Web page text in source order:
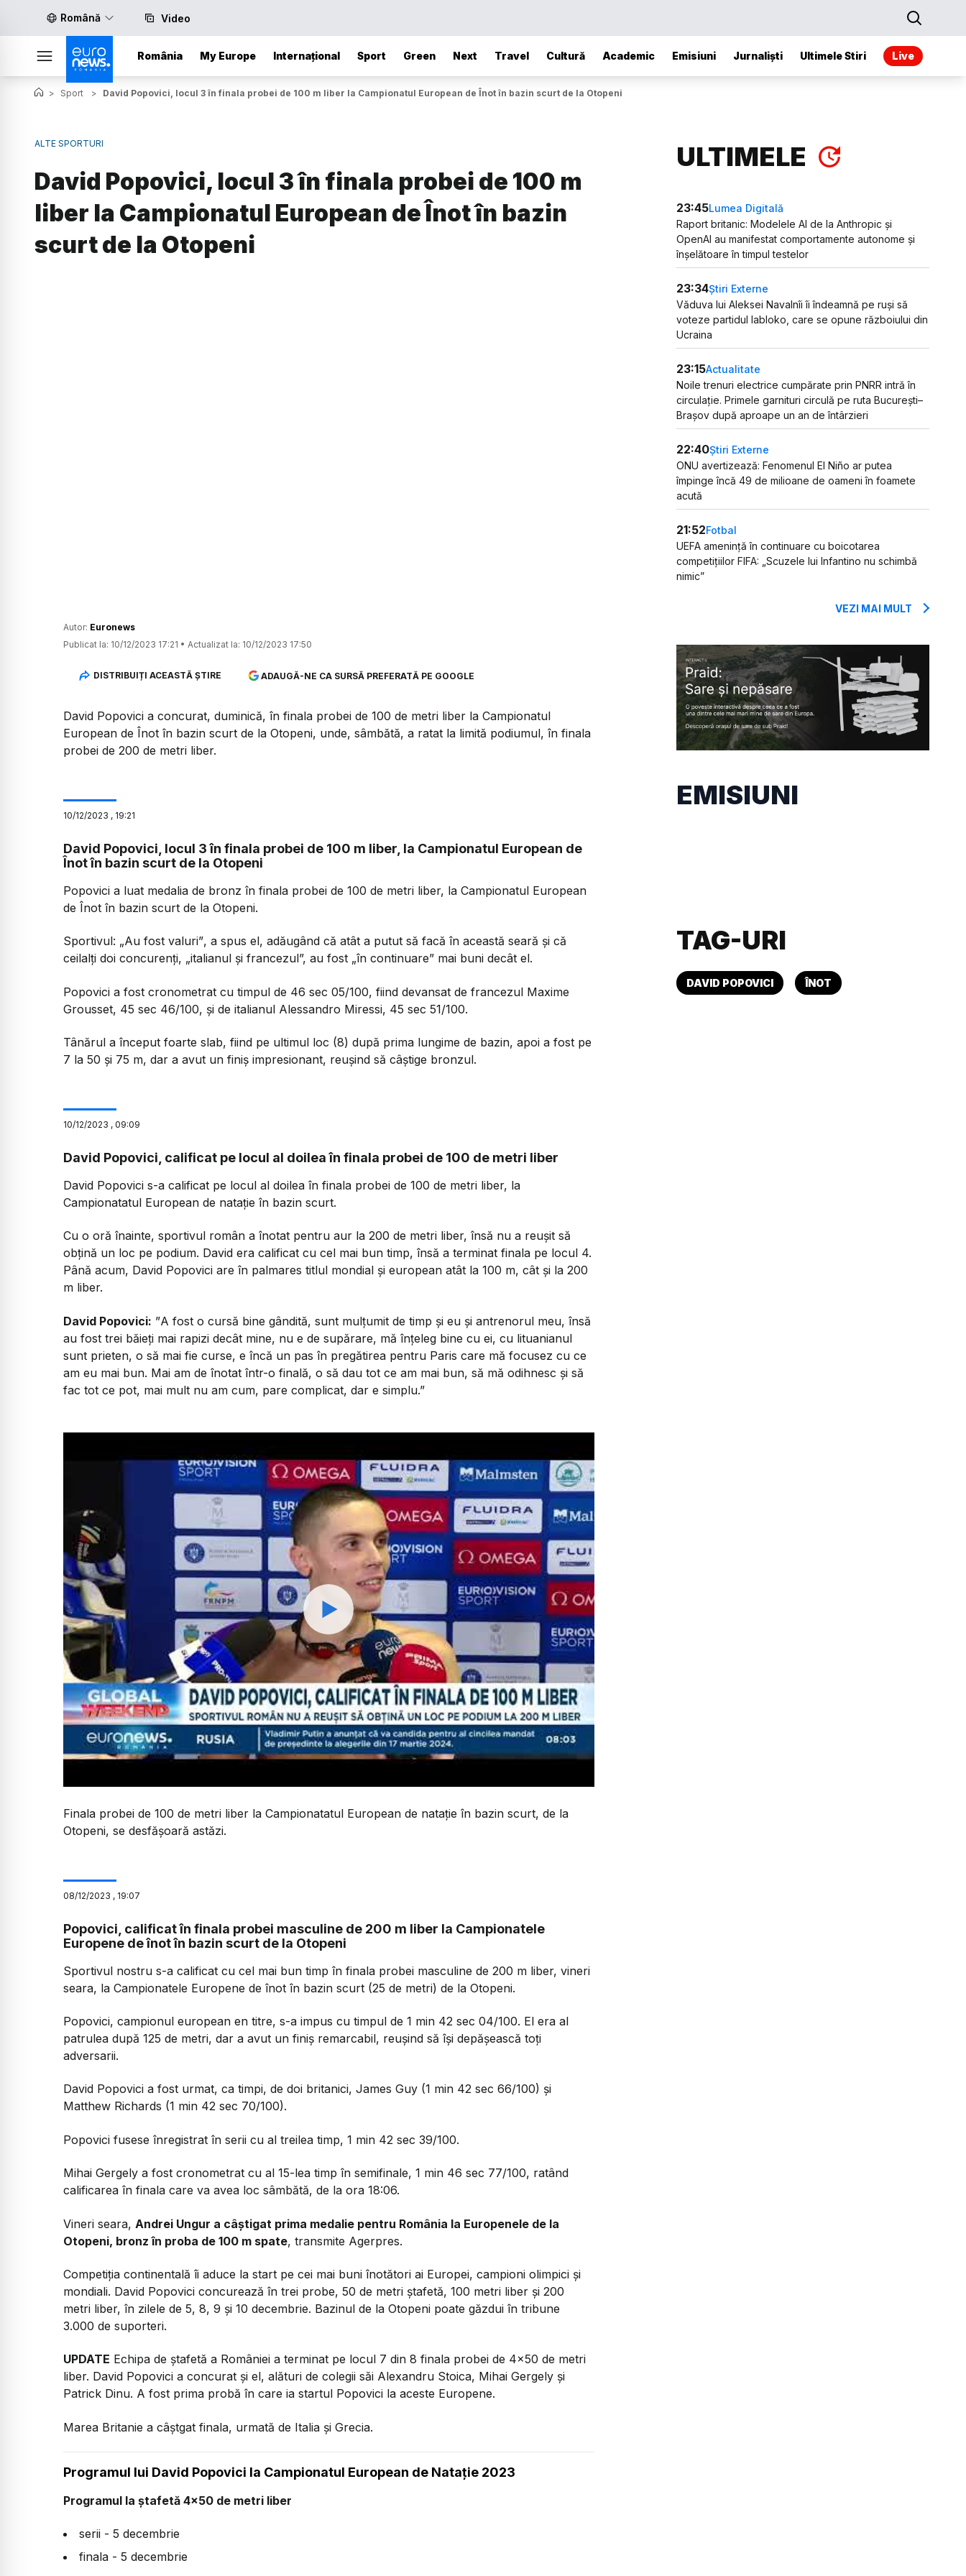
Română Video
România My Europe Internațional Sport Green Next Travel Cultură Academic Emisiuni Jurnaliști Ultimele Stiri Live
> Sport > David Popovici, locul 3 în finala probei de 100 m liber la Campionatul European de Înot în bazin scurt de la Otopeni
ALTE SPORTURI
David Popovici, locul 3 în finala probei de 100 m
liber la Campionatul European de Înot în bazin
scurt de la Otopeni
Autor: Euronews
Publicat la: 10/12/2023 17:21 • Actualizat la: 10/12/2023 17:50
DISTRIBUIȚI ACEASTĂ ȘTIRE ADAUGĂ-NE CA SURSĂ PREFERATĂ PE GOOGLE
David Popovici a concurat, duminică, în finala probei de 100 de metri liber la Campionatul
European de Înot în bazin scurt de la Otopeni, unde, sâmbătă, a ratat la limită podiumul, în finala
probei de 200 de metri liber.
10/12/2023 , 19:21
David Popovici, locul 3 în finala probei de 100 m liber, la Campionatul European de
Înot în bazin scurt de la Otopeni
Popovici a luat medalia de bronz în finala probei de 100 de metri liber, la Campionatul European
de Înot în bazin scurt de la Otopeni.
Sportivul: „Au fost valuri”, a spus el, adăugând că atât a putut să facă în această seară și că
ceilalți doi concurenți, „italianul și francezul”, au fost „în continuare” mai buni decât el.
Popovici a fost cronometrat cu timpul de 46 sec 05/100, fiind devansat de francezul Maxime
Grousset, 45 sec 46/100, şi de italianul Alessandro Miressi, 45 sec 51/100.
Tânărul a început foarte slab, fiind pe ultimul loc (8) după prima lungime de bazin, apoi a fost pe
7 la 50 şi 75 m, dar a avut un finiş impresionant, reuşind să câştige bronzul.
10/12/2023 , 09:09
David Popovici, calificat pe locul al doilea în finala probei de 100 de metri liber
David Popovici s-a calificat pe locul al doilea în finala probei de 100 de metri liber, la
Campionatatul European de natație în bazin scurt.
Cu o oră înainte, sportivul român a înotat pentru aur la 200 de metri liber, însă nu a reușit să
obțină un loc pe podium. David era calificat cu cel mai bun timp, însă a terminat finala pe locul 4.
Până acum, David Popovici are în palmares titlul mondial și european atât la 100 m, cât și la 200
m liber.
David Popovici: ”A fost o cursă bine gândită, sunt mulțumit de timp și eu și antrenorul meu, însă
au fost trei băieți mai rapizi decât mine, nu e de supărare, mă înțeleg bine cu ei, cu lituanianul
sunt prieten, o să mai fie curse, e încă un pas în pregătirea pentru Paris care mă focusez cu ce
am eu mai bun. Mai am de înotat într-o finală, o să dau tot ce am mai bun, să mă odihnesc și să
fac tot ce pot, mai mult nu am cum, pare complicat, dar e simplu.”
Watch
Finala probei de 100 de metri liber la Campionatatul European de natație în bazin scurt, de la
Otopeni, se desfășoară astăzi.
08/12/2023 , 19:07
Popovici, calificat în finala probei masculine de 200 m liber la Campionatele
Europene de înot în bazin scurt de la Otopeni
Sportivul nostru s-a calificat cu cel mai bun timp în finala probei masculine de 200 m liber, vineri
seara, la Campionatele Europene de înot în bazin scurt (25 de metri) de la Otopeni.
Popovici, campionul european en titre, s-a impus cu timpul de 1 min 42 sec 04/100. El era al
patrulea după 125 de metri, dar a avut un finiş remarcabil, reuşind să îşi depăşească toţi
adversarii.
David Popovici a fost urmat, ca timpi, de doi britanici, James Guy (1 min 42 sec 66/100) şi
Matthew Richards (1 min 42 sec 70/100).
Popovici fusese înregistrat în serii cu al treilea timp, 1 min 42 sec 39/100.
Mihai Gergely a fost cronometrat cu al 15-lea timp în semifinale, 1 min 46 sec 77/100, ratând
calificarea în finala care va avea loc sâmbătă, de la ora 18:06.
Vineri seara, Andrei Ungur a câştigat prima medalie pentru România la Europenele de la
Otopeni, bronz în proba de 100 m spate, transmite Agerpres.
Competiția continentală îi aduce la start pe cei mai buni înotători ai Europei, campioni olimpici și
mondiali. David Popovici concurează în trei probe, 50 de metri ștafetă, 100 metri liber și 200
metri liber, în zilele de 5, 8, 9 și 10 decembrie. Bazinul de la Otopeni poate găzdui în tribune
3.000 de suporteri.
UPDATE Echipa de ștafetă a României a terminat pe locul 7 din 8 finala probei de 4x50 de metri
liber. David Popovici a concurat și el, alături de colegii săi Alexandru Stoica, Mihai Gergely şi
Patrick Dinu. A fost prima probă în care ia startul Popovici la aceste Europene.
Marea Britanie a câștgat finala, urmată de Italia și Grecia.
Programul lui David Popovici la Campionatul European de Natație 2023
Programul la ștafetă 4x50 de metri liber
serii - 5 decembrie
finala - 5 decembrie
ULTIMELE
23:45Lumea Digitală
Raport britanic: Modelele AI de la Anthropic și
OpenAI au manifestat comportamente autonome și
înșelătoare în timpul testelor
23:34Știri Externe
Văduva lui Aleksei Navalnîi îi îndeamnă pe ruși să
voteze partidul Iabloko, care se opune războiului din
Ucraina
23:15Actualitate
Noile trenuri electrice cumpărate prin PNRR intră în
circulație. Primele garnituri circulă pe ruta București–
Brașov după aproape un an de întârzieri
22:40Știri Externe
ONU avertizează: Fenomenul El Niño ar putea
împinge încă 49 de milioane de oameni în foamete
acută
21:52Fotbal
UEFA amenință în continuare cu boicotarea
competițiilor FIFA: „Scuzele lui Infantino nu schimbă
nimic”
VEZI MAI MULT
EMISIUNI
TAG-URI
DAVID POPOVICI ÎNOT